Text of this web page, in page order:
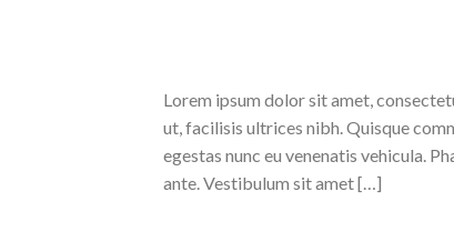
Lorem ipsum dolor sit amet,
ut, facilisis ultrices nibh. Quisque
egestas nunc eu venenatis vehicula.
ante. Vestibulum sit amet […]